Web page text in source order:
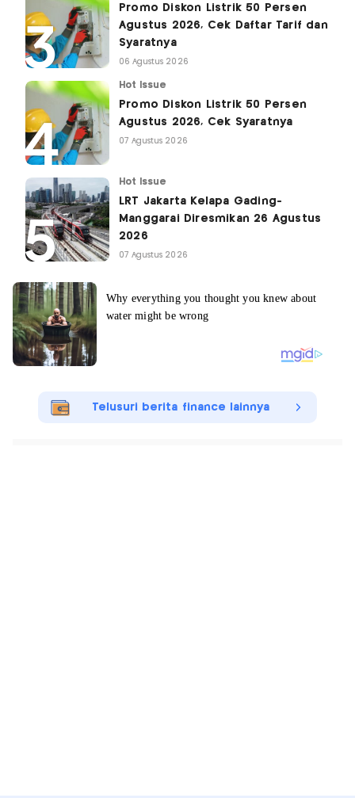
Promo Diskon Listrik 50 Persen
Agustus 2026, Cek Daftar Tarif dan
Syaratnya
06 Agustus 2026
Hot Issue
Promo Diskon Listrik 50 Persen
Agustus 2026, Cek Syaratnya
07 Agustus 2026
Hot Issue
LRT Jakarta Kelapa Gading-
Manggarai Diresmikan 26 Agustus
2026
07 Agustus 2026
Telusuri berita finance lainnya